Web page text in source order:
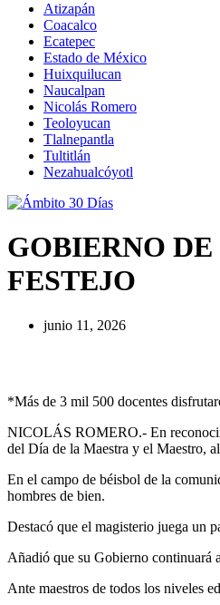
Atizapán
Coacalco
Ecatepec
Estado de México
Huixquilucan
Naucalpan
Nicolás Romero
Teoloyucan
Tlalnepantla
Tultitlán
Nezahualcóyotl
GOBIERNO
FESTEJO
junio 11, 2026
*Más de 3 mil 500 docentes
NICOLÁS ROMERO.- En
del Día de la Maestra y el Maestro,
En el campo de béisbol de la
hombres de bien.
Destacó que el magisterio juega un
Añadió que su Gobierno continuará
Ante maestros de todos los niveles